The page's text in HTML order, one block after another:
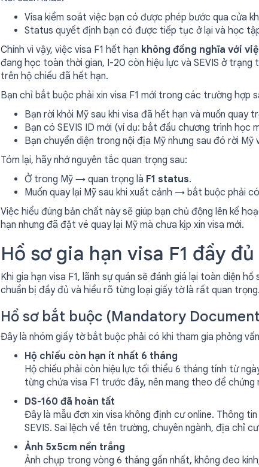
Visa kiểm soát việc bạn có được phép bước qua cửa
Status quyết định bạn có được tiếp tục ở lại và học
Chính vì vậy, việc visa F1 hết hạn không đồng nghĩa với
đang học toàn thời gian, I-20 còn hiệu lực và SEVIS ở
trên hộ chiếu đã hết hạn.
Bạn chỉ bắt buộc phải xin visa F1 mới trong các trường hợp
Bạn rời khỏi Mỹ sau khi visa đã hết hạn và muốn quay
Bạn có SEVIS ID mới (ví dụ: bắt đầu chương trình học
Bạn chuyển diện trong nội địa Mỹ nhưng sau đó rời Mỹ
Tóm lại, hãy nhớ nguyên tắc quan trọng sau:
Ở trong Mỹ → quan trọng là F1 status.
Muốn quay lại Mỹ sau khi xuất cảnh → bắt buộc phải có
Việc hiểu đúng bản chất này sẽ giúp bạn chủ động lên kế
hạn nhưng đã đặt vé quay lại Mỹ mà chưa kịp xin visa mới.
Hồ sơ gia hạn visa F1 đầy đủ
Khi gia hạn visa F1, lãnh sự quán sẽ đánh giá lại toàn diện
chuẩn bị đầy đủ và hiểu rõ từng loại giấy tờ là rất quan trọng.
Hồ sơ bắt buộc (Mandatory
Đây là nhóm giấy tờ bắt buộc phải có khi tham gia phỏng
Hộ chiếu còn hạn ít nhất 6 tháng
Hộ chiếu phải còn hiệu lực tối thiểu 6 tháng tính từ
từng chứa visa F1 trước đây, nên mang theo để
DS-160 đã hoàn tất
Đây là mẫu đơn xin visa không định cư online. Thông
SEVIS. Sai lệch về tên trường, chuyên ngành, địa chỉ
Ảnh 5x5cm nền trắng
Ảnh chụp trong vòng 6 tháng gần nhất, không đeo